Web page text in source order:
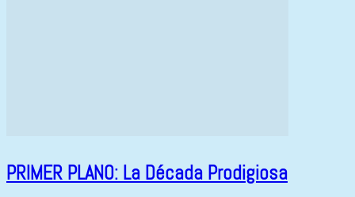
PRIMER PLANO: La Década Prodigiosa